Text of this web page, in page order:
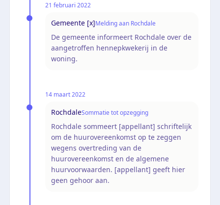
21 februari 2022
Gemeente [x]Melding aan Rochdale
De gemeente informeert Rochdale over de
aangetroffen hennepkwekerij in de
woning.
14 maart 2022
RochdaleSommatie tot opzegging
Rochdale sommeert [appellant] schriftelijk
om de huurovereenkomst op te zeggen
wegens overtreding van de
huurovereenkomst en de algemene
huurvoorwaarden. [appellant] geeft hier
geen gehoor aan.